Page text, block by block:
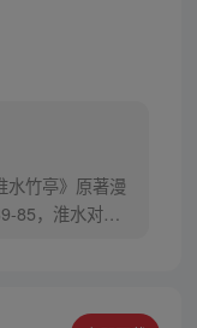
水竹亭》原著漫
85，淮水对应